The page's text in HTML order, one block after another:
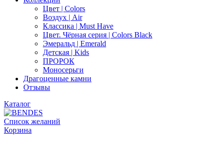
Цвет | Colors
Воздух | Air
Классика | Must Have
Цвет. Чёрная серия | Colors Black
Эмеральд | Emerald
Детская | Kids
ПРОРОК
Моносерьги
Драгоценные камни
Отзывы
Каталог
Список желаний
Корзина